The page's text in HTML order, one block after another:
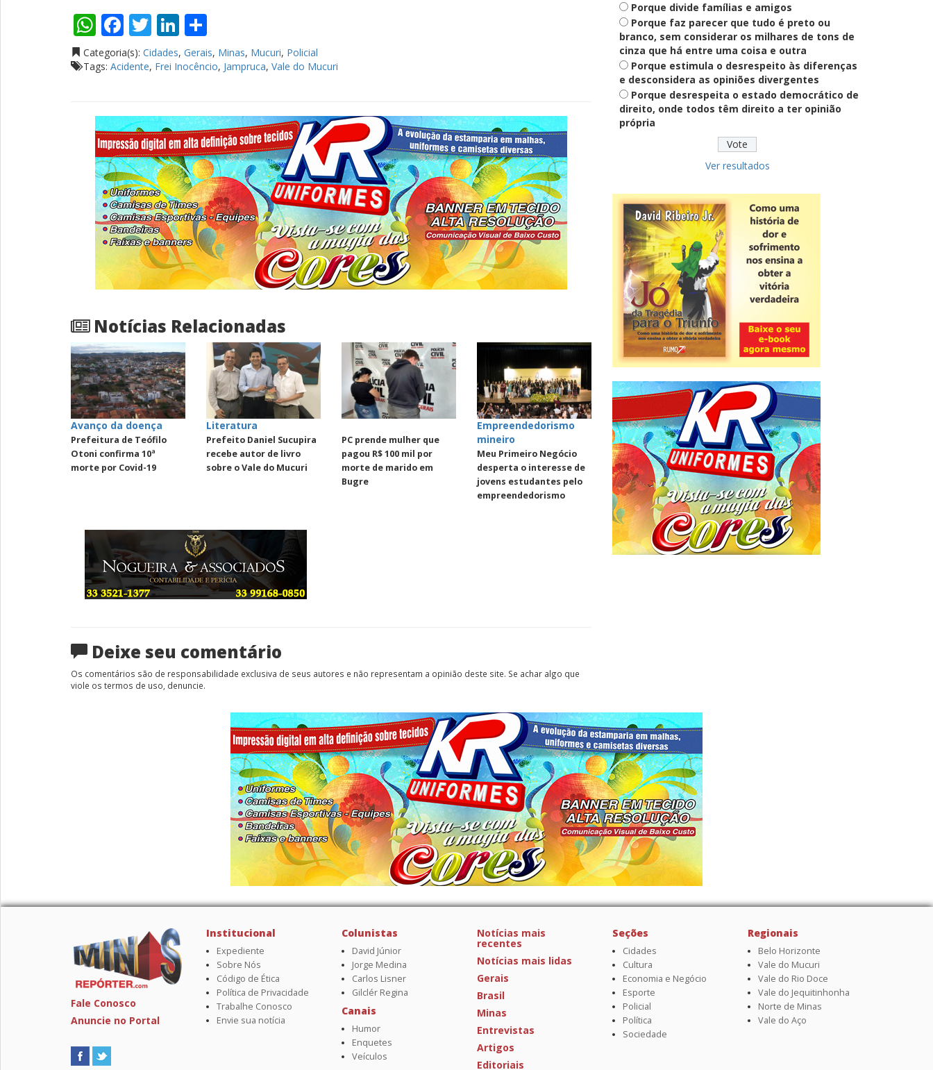
WhatsApp
Facebook
TwitterLinkedIn
Categoria(s): Cidades, Gerais, Minas, Mucuri, Policial
Tags: Acidente, Frei Inocêncio, Jampruca, Vale do Mucuri
Notícias Relacionadas
Avanço da doença
Prefeitura de Teófilo
Otoni confirma 10ª
morte por Covid-19
Literatura
Prefeito Daniel Sucupira
recebe autor de livro
sobre o Vale do Mucuri
PC prende mulher que
pagou R$ 100 mil por
morte de marido em
Bugre
Empreendedorismo
mineiro
Meu Primeiro Negócio
desperta o interesse de
jovens estudantes pelo
empreendedorismo
Deixe seu comentário
Os comentários são de responsabilidade exclusiva de seus autores e não representam a opinião deste site. Se achar algo que
viole os termos de uso, denuncie.
Definido
PT lança Patrus Ananias como
candidato ao governo de Minas
Gerais
Educação
Fies: pré-selecionados têm até
terça para complementar
CNPJ alfanumérico começa a ser
emitido nesta sexta
ver todas »
Porque divide famílias e amigos
Porque faz parecer que tudo é preto ou
branco, sem considerar os milhares de tons de
cinza que há entre uma coisa e outra
Porque estimula o desrespeito às diferenças
e desconsidera as opiniões divergentes
Porque desrespeita o estado democrático de
direito, onde todos têm direito a ter opinião
própria
Ver resultados
Fale Conosco
Anuncie no Portal
Institucional
Expediente
Sobre Nós
Código de Ética
Política de Privacidade
Trabalhe Conosco
Envie sua notícia
Colunistas
David Júnior
Jorge Medina
Carlos Lisner
Gilclér Regina
Canais
Humor
Enquetes
Veículos
Notícias mais
recentes
Notícias mais lidas
Gerais
Brasil
Minas
Entrevistas
Artigos
Editoriais
Seções
Cidades
Cultura
Economia e Negócio
Esporte
Policial
Política
Sociedade
Regionais
Belo Horizonte
Vale do Mucuri
Vale do Rio Doce
Vale do Jequitinhonha
Norte de Minas
Vale do Aço